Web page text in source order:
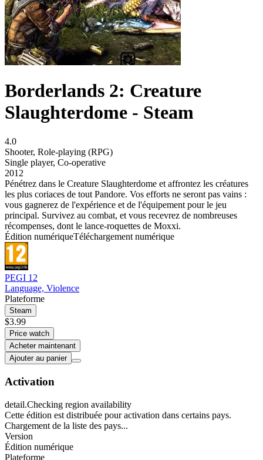
Borderlands 2: Creature
Slaughterdome - Steam
4.0
Shooter, Role-playing (RPG)
Single player, Co-operative
2012
Pénétrez dans le Creature Slaughterdome et affrontez les créatures
les plus coriaces de tout Pandore. Vos efforts ne seront pas vains :
vous gagnerez de l'expérience et de l'équipement pour le jeu
principal. Survivez au combat, et vous recevrez de nombreuses
récompenses, dont le lance-roquettes de Moxxi.
Édition numériqueTéléchargement numérique
PEGI 12
Language, Violence
Plateforme
Steam
$3.99
Price watch
Acheter maintenant
Ajouter au panier
Activation
detail.Checking region availability
Cette édition est distribuée pour activation dans certains pays.
Chargement de la liste des pays...
Version
Édition numérique
Plateforme